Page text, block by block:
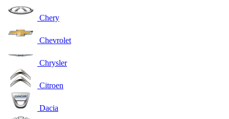
Chery
Chevrolet
Chrysler
Citroen
Dacia